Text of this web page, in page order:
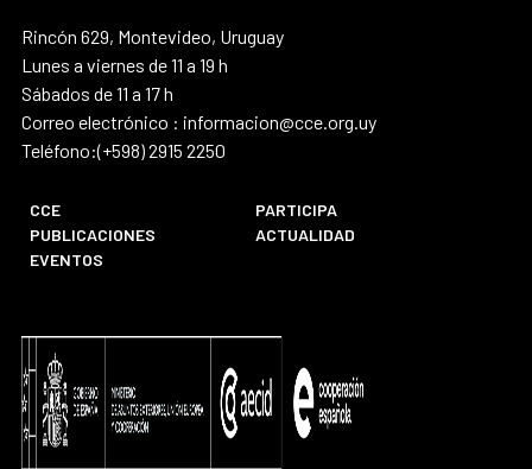
Rincón 629, Montevideo, Uruguay
Lunes a viernes de 11 a 19 h
Sábados de 11 a 17 h
Correo electrónico : informacion@cce.org.uy
Teléfono:(+598) 2915 2250
CCE
PARTICIPA
PUBLICACIONES
ACTUALIDAD
EVENTOS